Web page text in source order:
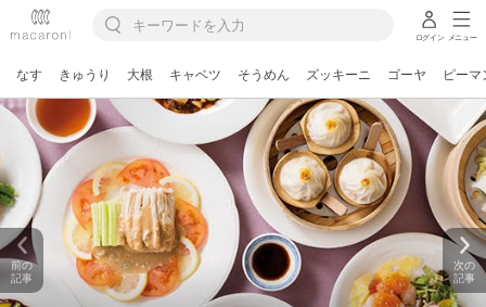
ログイン メニュー
なす きゅうり 大根 キャベツ そうめん ズッキーニ ゴーヤ ピーマ
前の
記事
次の
記事